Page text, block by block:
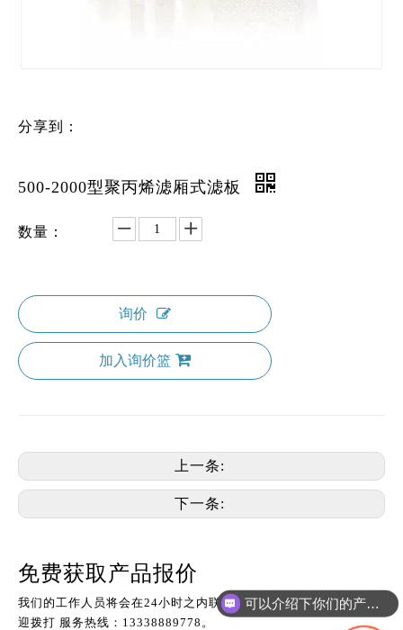
分享到：
500-2000型聚丙烯滤厢式滤板
数量：
询价
加入询价篮
上一条:
下一条:
免费获取产品报价
我们的工作人员将会在24小时之内联系您，如果需要其他服务，欢
迎拨打 服务热线：13338889778。
可以介绍下你们的产品么